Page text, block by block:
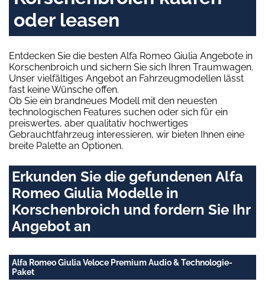
oder leasen
Entdecken Sie die besten Alfa Romeo Giulia Angebote in
Korschenbroich und sichern Sie sich Ihren Traumwagen.
Unser vielfältiges Angebot an Fahrzeugmodellen lässt
fast keine Wünsche offen.
Ob Sie ein brandneues Modell mit den neuesten
technologischen Features suchen oder sich für ein
preiswertes, aber qualitativ hochwertiges
Gebrauchtfahrzeug interessieren, wir bieten Ihnen eine
breite Palette an Optionen.
Erkunden Sie die gefundenen Alfa
Romeo Giulia Modelle in
Korschenbroich und fordern Sie Ihr
Angebot an
Alfa Romeo Giulia Veloce Premium Audio & Technologie-
Paket